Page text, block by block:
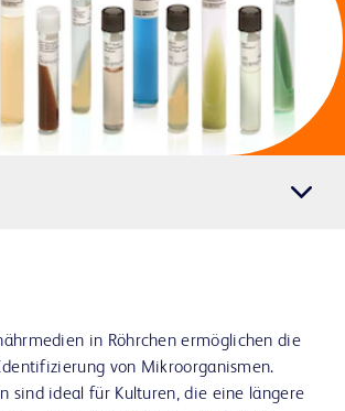
in Röhrchen ermöglichen die
von Mikroorganismen.
sind ideal für Kulturen, die eine längere